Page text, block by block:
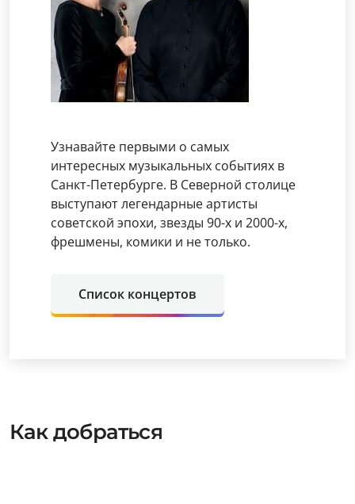
Узнавайте первыми о самых
интересных музыкальных событиях в
Санкт-Петербурге. В Северной столице
выступают легендарные артисты
советской эпохи, звезды 90-х и 2000-х,
фрешмены, комики и не только.
Список концертов
Как добраться